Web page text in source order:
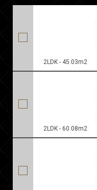
2LDK - 45.03m2
2LDK - 60.08m2